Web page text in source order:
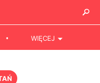
WIĘCEJ